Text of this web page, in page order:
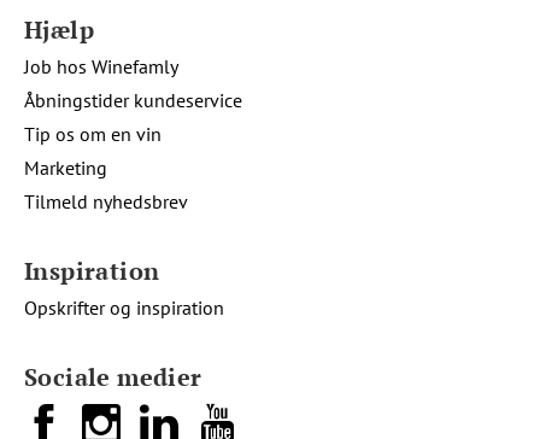
Sociale medier
Hjælp
Job hos Winefamly
Åbningstider kundeservice
Tip os om en vin
Marketing
Tilmeld nyhedsbrev
Inspiration
Opskrifter og inspiration